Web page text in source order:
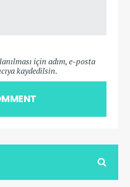
için adım, e-posta
kaydedilsin.